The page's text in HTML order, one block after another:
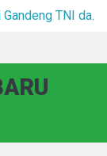
*Polsek Binjai Gandeng TNI dan Kepala Desa Grebek Sarang Narkoba*